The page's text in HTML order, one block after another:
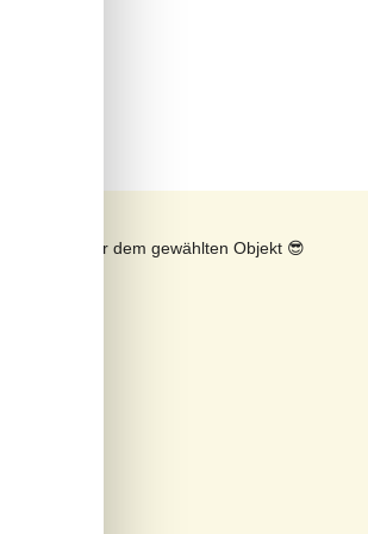
über dem gewählten Objekt 😎